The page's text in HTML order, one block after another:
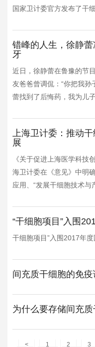
国家卫计委官方发布了干
错峰的人生，徐静
牙
近日，徐静蕾在鲁豫的节
友爸爸曾调侃：“你把我孙
蕾找到了后悔药，我为儿
上海卫计委：推动
展
《关于促进上海医学科技
海卫计委在《意见》中明
应用、“发展干细胞技术与
“干细胞项目”入围
干细胞项目”入围2017年度
间充质干细胞的免
为什么要存储间充
< 1 2 3